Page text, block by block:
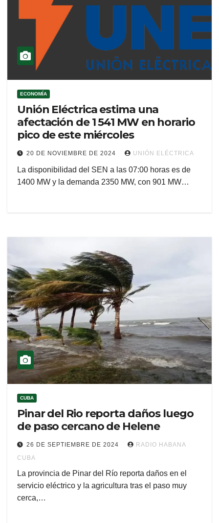
ECONOMÍA
Unión Eléctrica estima una
afectación de 1 541 MW en horario
pico de este miércoles
20 DE NOVIEMBRE DE 2024 UNIÓN ELÉCTRICA
La disponibilidad del SEN a las 07:00 horas es de
1400 MW y la demanda 2350 MW, con 901 MW…
CUBA
Pinar del Rio reporta daños luego
de paso cercano de Helene
26 DE SEPTIEMBRE DE 2024
RADIO HABANA
CUBA
La provincia de Pinar del Río reporta daños en el
servicio eléctrico y la agricultura tras el paso muy
cerca,…